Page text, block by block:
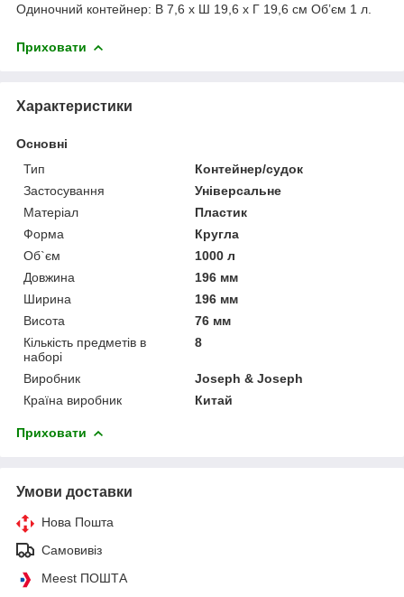
Одиночний контейнер: В 7,6 x Ш 19,6 x Г 19,6 см Об’єм 1 л.
Приховати
Характеристики
Основні
Тип
Контейнер/судок
Застосування
Універсальне
Матеріал
Пластик
Форма
Кругла
Об`єм
1000 л
Довжина
196 мм
Ширина
196 мм
Висота
76 мм
Кількість предметів в
наборі
8
Виробник
Joseph & Joseph
Країна виробник
Китай
Приховати
Умови доставки
Нова Пошта
Самовивіз
Meest ПОШТА